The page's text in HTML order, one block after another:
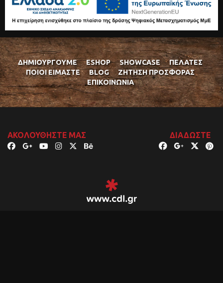
ΔΗΜΙΟΥΡΓΟΎΜΕ ESHOP SHOWCASE
ΠΕΛΆΤΕΣ
ΠΟΙΟΊ ΕΊΜΑΣΤΕ
BLOG
ΖΉΤΗΣΗ ΠΡΟΣΦΟΡΆΣ
ΕΠΙΚΟΙΝΩΝΊΑ
ΑΚΟΛΟΥΘΉΣΤΕ ΜΑΣ ΔΙΑΔΏΣΤΕ